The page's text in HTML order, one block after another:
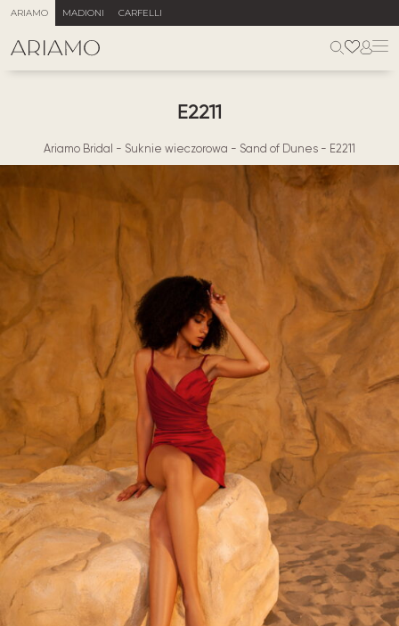
ARIAMO MADIONI CARFELLI
E2211
Ariamo Bridal - Suknie wieczorowa - Sand of Dunes - E2211